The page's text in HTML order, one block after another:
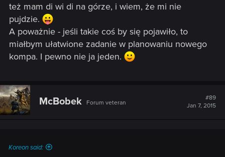
też mam di wi di na górze, i wiem, że mi nie
pujdzie.
A poważnie - jeśli takie coś by się pojawiło, to
miałbym ułatwione zadanie w planowaniu nowego
kompa. I pewno nie ja jeden.
McBobek Forum veteran
#89
Jan 7, 2015
Koreon said: